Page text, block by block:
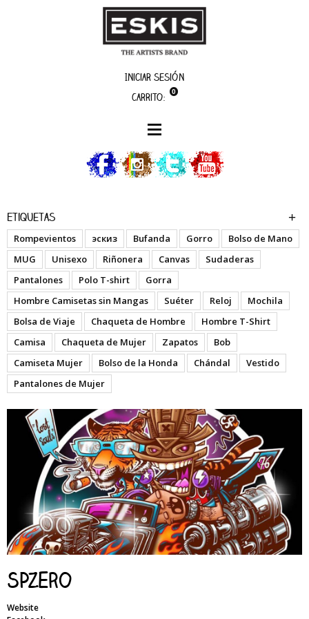
Iniciar sesión
Carrito:
0
artistas
Etiquetas
Rompevientos эскиз Bufanda Gorro
Bolso de Mano
MUG
Unisexo Riñonera Canvas
Sudaderas
Pantalones
Polo T-shirt
Gorra
Hombre Camisetas sin Mangas
Suéter Reloj
Mochila
Bolsa de Viaje
Chaqueta de Hombre
Hombre T-Shirt
Camisa
Chaqueta de Mujer Zapatos
Bob
Camiseta Mujer
Bolso de la Honda Chándal
Vestido
Pantalones de Mujer
SPzero
Website